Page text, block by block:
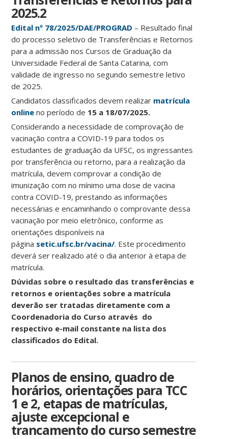
2025.2
Edital nº 78/2025/DAE/PROGRAD – Resultado final
do processo seletivo de Transferências e Retornos
para a admissão nos Cursos de Graduação da
Universidade Federal de Santa Catarina, com
validade de ingresso no segundo semestre letivo
de 2025.
Candidatos classificados devem realizar matrícula
online no período de 15 a 18/07/2025.
Considerando a necessidade de comprovação de
vacinação contra a COVID-19 para todos os
estudantes de graduação da UFSC, os ingressantes
por transferência ou retorno, para a realização da
matrícula, devem comprovar a condição de
imunização com no mínimo uma dose de vacina
contra COVID-19, prestando as informações
necessárias e encaminhando o comprovante dessa
vacinação por meio eletrônico, conforme as
orientações disponíveis na
página setic.ufsc.br/vacina/. Este procedimento
deverá ser realizado até o dia anterior à etapa de
matrícula.
Dúvidas sobre o resultado das transferências e
retornos e orientações sobre a matrícula
deverão ser tratadas diretamente com a
Coordenadoria do Curso através do
respectivo e-mail constante na lista dos
classificados do Edital.
Planos de ensino, quadro de
horários, orientações para TCC
1 e 2, etapas de matrículas,
ajuste excepcional e
trancamento do curso semestre